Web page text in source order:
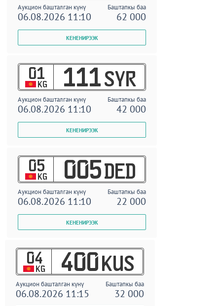
Аукцион башталган күнү Баштапкы баа
06.08.2026 11:10 62 000
01
KG 111 SYR
Аукцион башталган күнү Баштапкы баа
06.08.2026 11:10 42 000
05
KG 005 DED
Аукцион башталган күнү Баштапкы баа
06.08.2026 11:10 22 000
04
KG 400 KUS
Аукцион башталган күнү Баштапкы баа
06.08.2026 11:15 32 000